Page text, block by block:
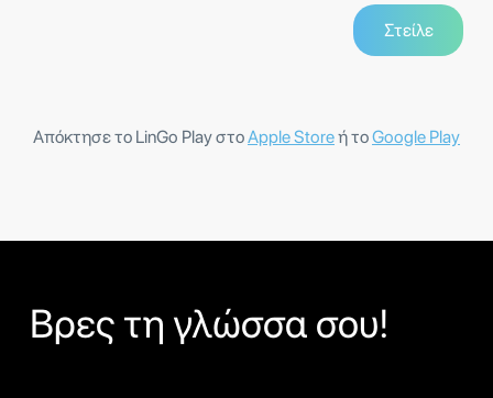
Απόκτησε το LinGo Play στοApple Storeή τοGoogle Play
Βρες τη γλώσσα σου!